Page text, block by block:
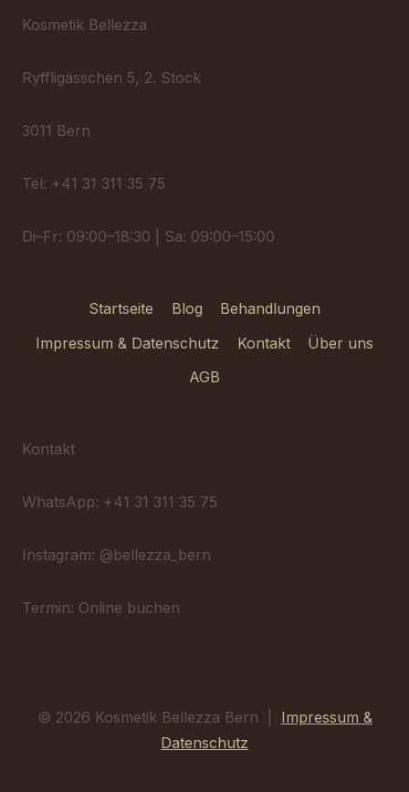
Kosmetik Bellezza
Ryffligässchen 5, 2. Stock
3011 Bern
Tel: +41 31 311 35 75
Di–Fr: 09:00–18:30 | Sa: 09:00–15:00
Startseite Blog
Behandlungen
Impressum & Datenschutz
Kontakt
Über uns
AGB
Kontakt
WhatsApp: +41 31 311 35 75
Instagram: @bellezza_bern
Termin: Online buchen
© 2026 Kosmetik Bellezza Bern | Impressum &
Datenschutz